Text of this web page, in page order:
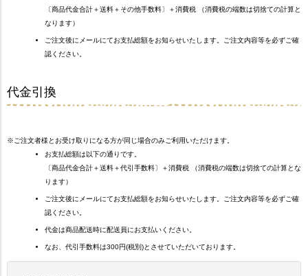
〔商品代金合計＋送料＋その他手数料〕＋消費税 （消費税の端数は切捨ての計算と
なります）
ご注文後にメールにてお支払総額をお知らせいたします。ご注文内容等を必ずご確
認ください。
代金引換
※ご注文者様とお受け取りになる方が同じ場合のみご利用いただけます。
お支払総額は以下の通りです。
〔商品代金合計＋送料＋代引手数料〕＋消費税 （消費税の端数は切捨ての計算とな
ります）
ご注文後にメールにてお支払総額をお知らせいたします。ご注文内容等を必ずご確
認ください。
代金は商品配送時に配送員にお支払いください。
なお、代引手数料は300円(税別)とさせていただいております。